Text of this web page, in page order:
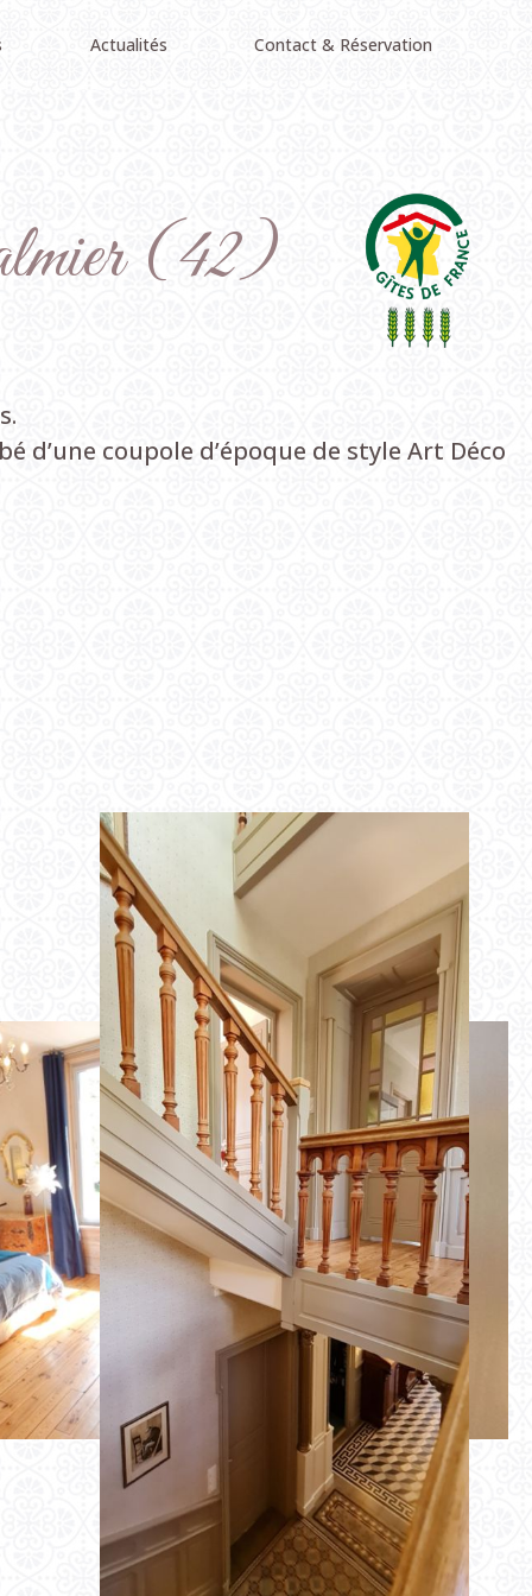
Actualités Contact & Réservation
(42)
coupole d’époque de style Art Déco